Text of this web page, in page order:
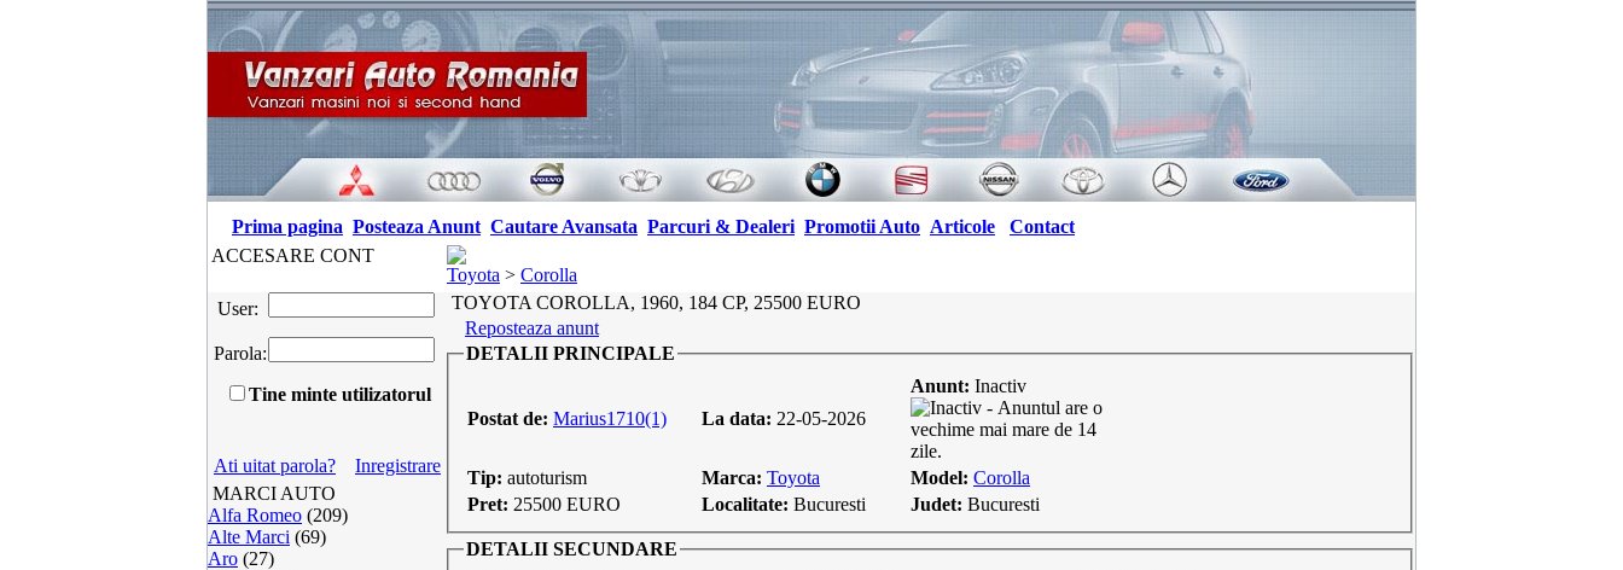
Prima pagina Posteaza Anunt Cautare Avansata Parcuri & Dealeri Promotii Auto Articole
Contact
ACCESARE CONT
User:
Parola:
Tine minte utilizatorul
Ati uitat parola?
Inregistrare
MARCI AUTO
Alfa Romeo (209)
Alte Marci (69)
Aro (27)
Toyota > Corolla
TOYOTA COROLLA, 1960, 184 CP, 25500 EURO
Reposteaza anunt
DETALII PRINCIPALE
Postat de: Marius1710(1) La data: 22-05-2026
Anunt: Inactiv
Tip: autoturism Marca: Toyota Model: Corolla
Pret: 25500 EURO Localitate: Bucuresti Judet: Bucuresti
DETALII SECUNDARE